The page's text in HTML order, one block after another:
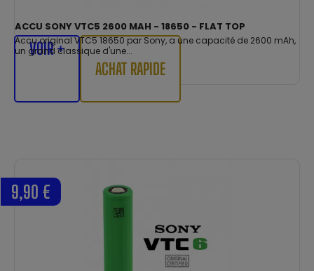
ACCU SONY VTC5 2600 MAH - 18650 - FLAT TOP
Accu original VTC5 18650 par Sony, a une capacité de 2600 mAh,
un grand classique d'une...
VOIR +
ACHAT RAPIDE
9,90 €